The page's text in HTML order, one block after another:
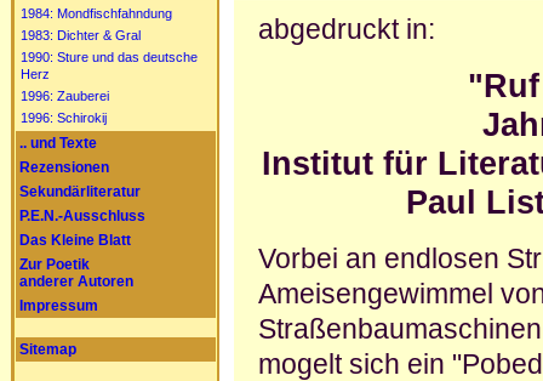
1984: Mondfischfahndung
1983: Dichter & Gral
1990: Sture und das deutsche
Herz
1996: Zauberei
1996: Schirokij
.. und Texte
Rezensionen
Sekundärliteratur
P.E.N.-Ausschluss
Das Kleine Blatt
Zur Poetik
anderer Autoren
Impressum
Sitemap
abgedruckt in:
Institut für
Paul
Vorbei an endlosen
Ameisen­gewimmel
mogelt sich ein